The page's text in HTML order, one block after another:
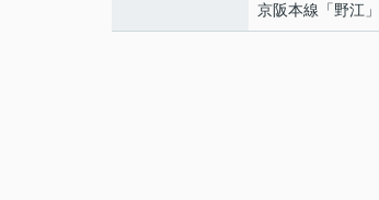
京阪本線 「野江